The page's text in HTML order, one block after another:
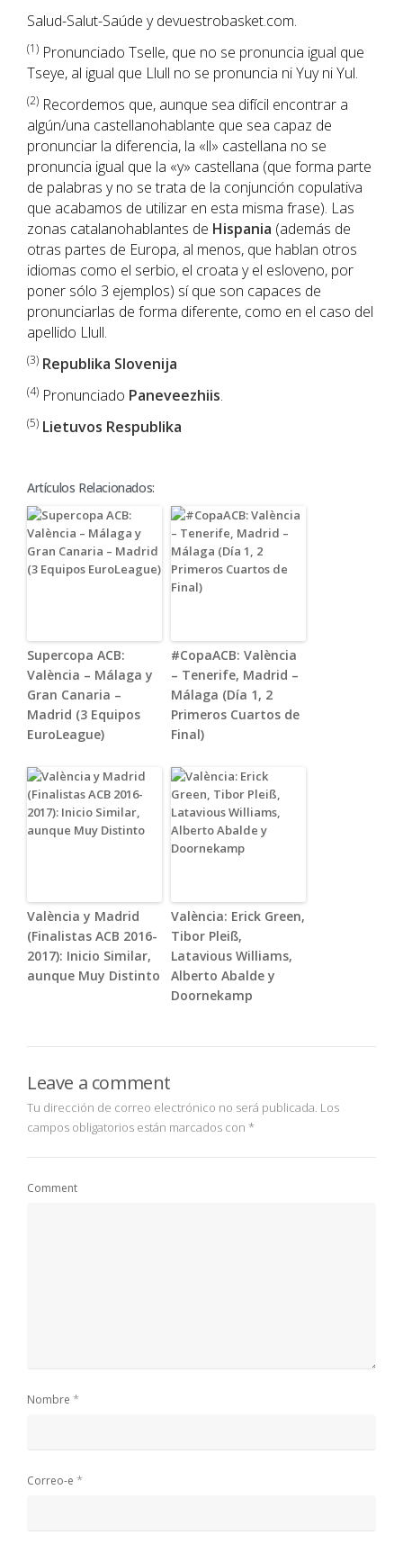
Salud-Salut-Saúde y devuestrobasket.com.
(1) Pronunciado Tselle, que no se pronuncia igual que
Tseye, al igual que Llull no se pronuncia ni Yuy ni Yul.
(2) Recordemos que, aunque sea difícil encontrar a
algún/una castellanohablante que sea capaz de
pronunciar la diferencia, la «ll» castellana no se
pronuncia igual que la «y» castellana (que forma parte
de palabras y no se trata de la conjunción copulativa
que acabamos de utilizar en esta misma frase). Las
zonas catalanohablantes de Hispania (además de
otras partes de Europa, al menos, que hablan otros
idiomas como el serbio, el croata y el esloveno, por
poner sólo 3 ejemplos) sí que son capaces de
pronunciarlas de forma diferente, como en el caso del
apellido Llull.
(3) Republika Slovenija
(4) Pronunciado Paneveezhiis.
(5) Lietuvos Respublika
Artículos Relacionados:
Supercopa ACB:
València – Málaga y
Gran Canaria –
Madrid (3 Equipos
EuroLeague)
#CopaACB: València
– Tenerife, Madrid –
Málaga (Día 1, 2
Primeros Cuartos de
Final)
València y Madrid
(Finalistas ACB 2016-
2017): Inicio Similar,
aunque Muy Distinto
València: Erick Green,
Tibor Pleiß,
Latavious Williams,
Alberto Abalde y
Doornekamp
Leave a comment
Tu dirección de correo electrónico no será publicada. Los
campos obligatorios están marcados con *
Comment
Nombre *
Correo-e *